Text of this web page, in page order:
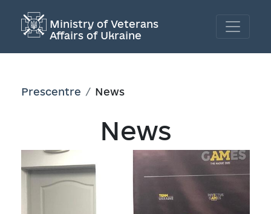
Ministry of Veterans
Affairs of Ukraine
Prescentre News
News